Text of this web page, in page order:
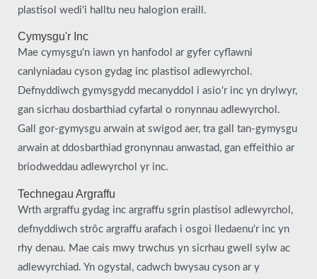
plastisol wedi'i halltu neu halogion eraill.
Cymysgu'r Inc
Mae cymysgu'n iawn yn hanfodol ar gyfer cyflawni
canlyniadau cyson gydag inc plastisol adlewyrchol.
Defnyddiwch gymysgydd mecanyddol i asio'r inc yn drylwyr,
gan sicrhau dosbarthiad cyfartal o ronynnau adlewyrchol.
Gall gor-gymysgu arwain at swigod aer, tra gall tan-gymysgu
arwain at ddosbarthiad gronynnau anwastad, gan effeithio ar
briodweddau adlewyrchol yr inc.
Technegau Argraffu
Wrth argraffu gydag inc argraffu sgrin plastisol adlewyrchol,
defnyddiwch strôc argraffu arafach i osgoi lledaenu'r inc yn
rhy denau. Mae cais mwy trwchus yn sicrhau gwell sylw ac
adlewyrchiad. Yn ogystal, cadwch bwysau cyson ar y